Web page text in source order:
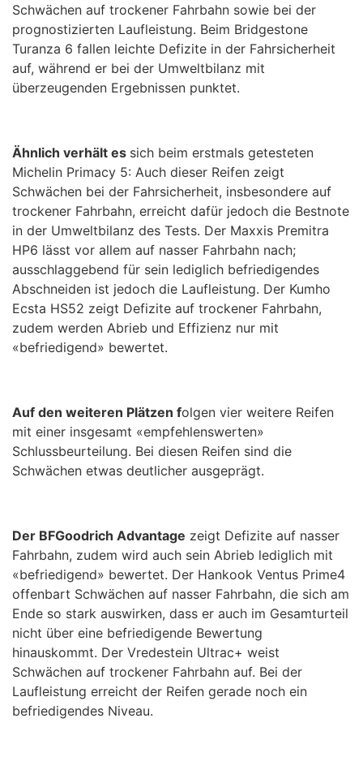
Schwächen auf trockener Fahrbahn sowie bei der
prognostizierten Laufleistung. Beim Bridgestone
Turanza 6 fallen leichte Defizite in der Fahrsicherheit
auf, während er bei der Umweltbilanz mit
überzeugenden Ergebnissen punktet.
Ähnlich verhält es sich beim erstmals getesteten
Michelin Primacy 5: Auch dieser Reifen zeigt
Schwächen bei der Fahrsicherheit, insbesondere auf
trockener Fahrbahn, erreicht dafür jedoch die Bestnote
in der Umweltbilanz des Tests. Der Maxxis Premitra
HP6 lässt vor allem auf nasser Fahrbahn nach;
ausschlaggebend für sein lediglich befriedigendes
Abschneiden ist jedoch die Laufleistung. Der Kumho
Ecsta HS52 zeigt Defizite auf trockener Fahrbahn,
zudem werden Abrieb und Effizienz nur mit
«befriedigend» bewertet.
Auf den weiteren Plätzen folgen vier weitere Reifen
mit einer insgesamt «empfehlenswerten»
Schlussbeurteilung. Bei diesen Reifen sind die
Schwächen etwas deutlicher ausgeprägt.
Der BFGoodrich Advantage zeigt Defizite auf nasser
Fahrbahn, zudem wird auch sein Abrieb lediglich mit
«befriedigend» bewertet. Der Hankook Ventus Prime4
offenbart Schwächen auf nasser Fahrbahn, die sich am
Ende so stark auswirken, dass er auch im Gesamturteil
nicht über eine befriedigende Bewertung
hinauskommt. Der Vredestein Ultrac+ weist
Schwächen auf trockener Fahrbahn auf. Bei der
Laufleistung erreicht der Reifen gerade noch ein
befriedigendes Niveau.